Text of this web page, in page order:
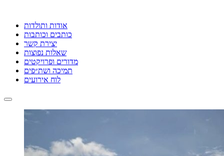
אודות ותולדות
כותבים וכותבות
יצירת קשר
שאלות נפוצות
מדורים ופרויקטים
תמיכה ושת״פים
לוח אירועים